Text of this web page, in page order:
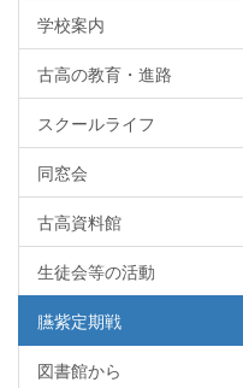
学校案内
古高の教育・進路
スクールライフ
同窓会
古高資料館
生徒会等の活動
臙紫定期戦
図書館から